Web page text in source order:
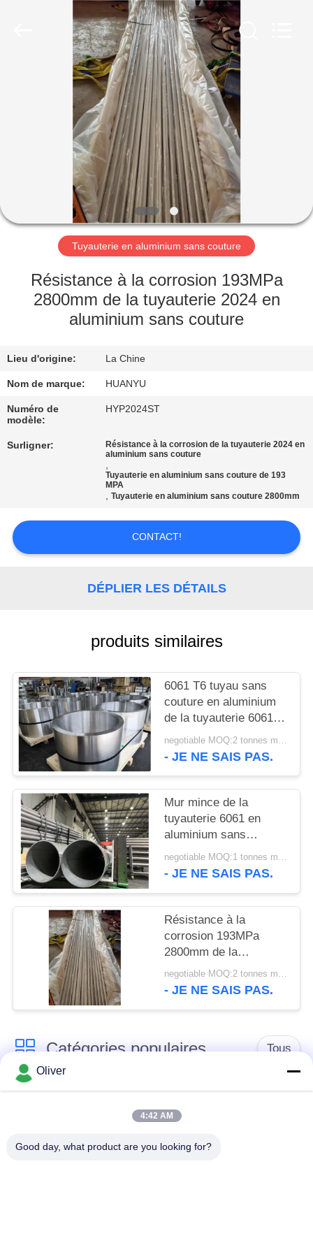
MAISON
PRODUITS
DE
NOUS
VISITE
D'USINE
DE
QUALITÉ
NOUS
NOUVELLES
DEMANDEZ
CITATION
SITE
POLITIQUE
EN
MATIÈRE
DE
PROTECTION
DE
LA
VIE
PRIVÉE
Tuyauterie en aluminium sans couture
Résistance à la corrosion 193MPa
2800mm de la tuyauterie 2024 en
aluminium sans couture
Lieu d'origine: La Chine
Nom de marque: HUANYU
Numéro de
modèle:
HYP2024ST
Surligner:
Résistance à la corrosion de la tuyauterie 2024 en
aluminium sans couture
,
Tuyauterie en aluminium sans couture de 193
MPA
,Tuyauterie en aluminium sans couture 2800mm
CONTACT!
DÉPLIER LES DÉTAILS
produits similaires
6061 T6 tuyau sans
couture en aluminium
de la tuyauterie 6061
en aluminium sans
couture
negotiable MOQ:2 tonnes métriques
- JE NE SAIS PAS.
Mur mince de la
tuyauterie 6061 en
aluminium sans
couture de haute
précision
negotiable MOQ:1 tonnes métriques
- JE NE SAIS PAS.
Résistance à la
corrosion 193MPa
2800mm de la
tuyauterie 2024 en
aluminium sans
negotiable MOQ:2 tonnes métriques
- JE NE SAIS PAS.
Catégories populaires Tous
Barre ronde solide en
Barre 7075 ronde en
aluminium
Barre 2024 ronde en
l'aluminium a expulsé
Oliver
4:42 AM
Good day, what product are you looking for?